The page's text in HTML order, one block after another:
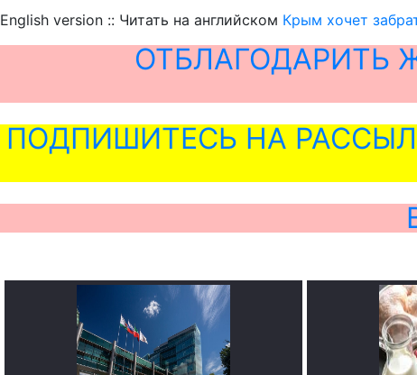
English version :: Читать на английском Крым хочет
ОТБЛАГОДАРИТЬ
ПОДПИШИТЕСЬ НА